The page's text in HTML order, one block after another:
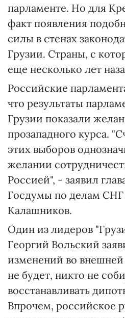
парламенте. Но для
факт появления
силы в стенах
Грузии. Страны, с
еще несколько лет
Российские
что результаты
Грузии показали
прозападного курса.
этих выборов
желании
Россией", - заявил
Госдумы по делам
Калашников.
Один из лидеров
Георгий Вольский
изменений во
не будет, никто не
восстанавливать
Впрочем, российское